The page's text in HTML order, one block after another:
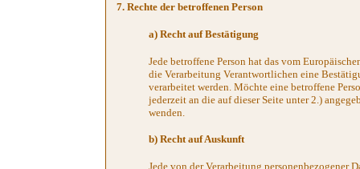
7. Rechte der betroffenen Person
a) Recht auf Bestätigung
Jede betroffene Person hat das vom
die Verarbeitung Verantwortlichen eine
verarbeitet werden. Möchte eine betroffene
jederzeit an die auf dieser Seite unter 2.)
wenden.
b) Recht auf Auskunft
Jede von der Verarbeitung personenbezogener